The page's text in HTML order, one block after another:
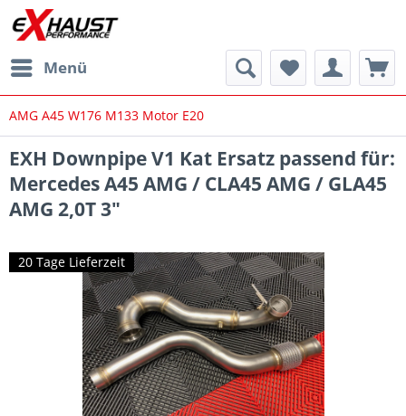
Menü
AMG A45 W176 M133 Motor E20
EXH Downpipe V1 Kat Ersatz passend für:
Mercedes A45 AMG / CLA45 AMG / GLA45
AMG 2,0T 3"
20 Tage Lieferzeit